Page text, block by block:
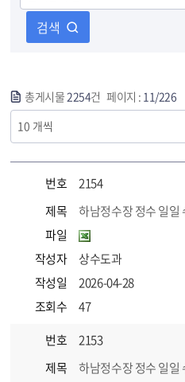
검색
총게시물2254건 페이지 : 11/226
번호
2154
제목
하남정수장 정수 일일
파일
작성자
상수도과
작성일
2026-04-28
조회수
47
번호
2153
제목
하남정수장 정수 일일